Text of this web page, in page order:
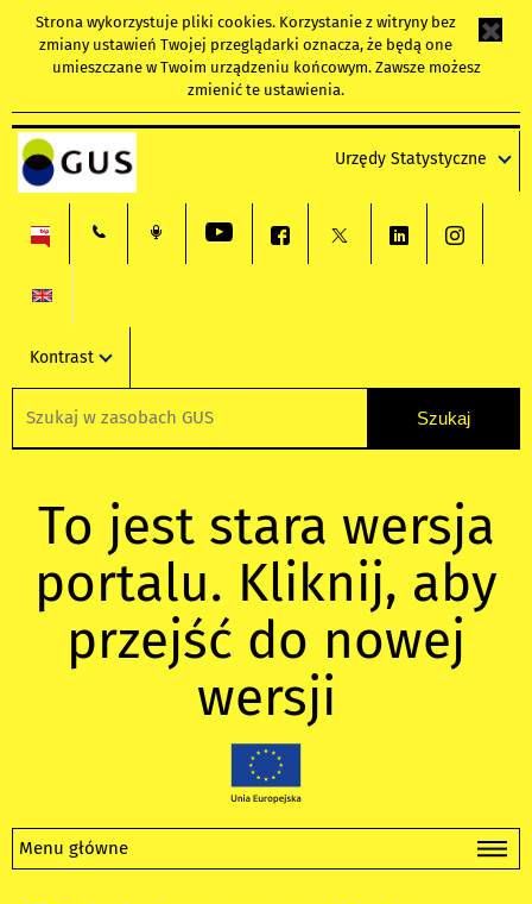
Strona wykorzystuje pliki cookies. Korzystanie z witryny bez
zmiany ustawień Twojej przeglądarki oznacza, że będą one
umieszczane w Twoim urządzeniu końcowym. Zawsze możesz
zmienić te ustawienia.
Urzędy Statystyczne
Kontrast
To jest stara wersja
portalu. Kliknij, aby
przejść do nowej
wersji
Menu główne